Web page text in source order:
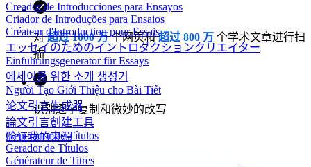
Creador de Introducciones para Ensayos
Criador de Introduções para Ensaios
Créateur d'Introduction pour Essais
エッセイのためのイントロダクションクリエイター
Einführungsgenerator für Essays
에세이를 위한 소개 생성기
Người Tạo Giới Thiệu cho Bài Tiết
论文引言生成器
論文引言創建工具
Generador de Títulos
Gerador de Títulos
Générateur de Titres
对超过 1000 万个网页和超过 800 万 个学术文章进行扫
描
识别逐字复制和微妙的改写
验证我的来源